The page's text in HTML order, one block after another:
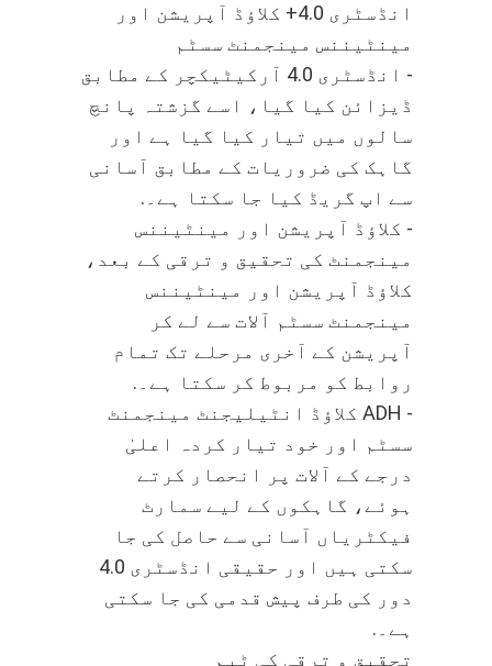
انڈسٹری 4.0+ کلاؤڈ آپریشن اور
مینٹیننس مینجمنٹ سسٹم
- انڈسٹری 4.0 آرکیٹیکچر کے مطابق
ڈیزائن کیا گیا، اسے گزشتہ پانچ
سالوں میں تیار کیا گیا ہے اور
گاہک کی ضروریات کے مطابق آسانی
سے اپ گریڈ کیا جا سکتا ہے۔.
- کلاؤڈ آپریشن اور مینٹیننس
مینجمنٹ کی تحقیق و ترقی کے بعد،
کلاؤڈ آپریشن اور مینٹیننس
مینجمنٹ سسٹم آلات سے لے کر
آپریشن کے آخری مرحلے تک تمام
روابط کو مربوط کر سکتا ہے۔.
- ADH کلاؤڈ انٹیلیجنٹ مینجمنٹ
سسٹم اور خود تیار کردہ اعلیٰ
درجے کے آلات پر انحصار کرتے
ہوئے، گاہکوں کے لیے سمارٹ
فیکٹریاں آسانی سے حاصل کی جا
سکتی ہیں اور حقیقی انڈسٹری 4.0
دور کی طرف پیش قدمی کی جا سکتی
ہے۔.
تحقیق و ترقی کی ٹیم